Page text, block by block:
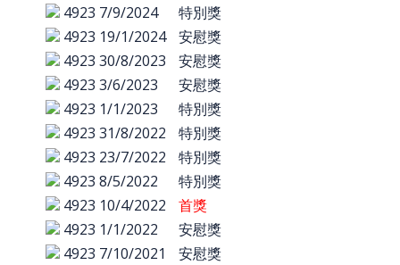
4923 7/9/2024
特別獎
4923 19/1/2024
安慰獎
4923 30/8/2023
安慰獎
4923 3/6/2023
安慰獎
4923 1/1/2023
特別獎
4923 31/8/2022
特別獎
4923 23/7/2022
特別獎
4923 8/5/2022
特別獎
4923 10/4/2022
首獎
4923 1/1/2022
安慰獎
4923 7/10/2021
安慰獎